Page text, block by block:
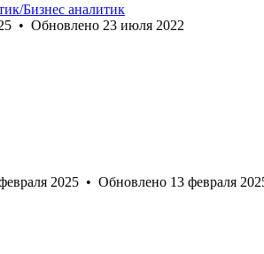
Бизнес аналитик
• Обновлено 23 июля 2022
2025 • Обновлено 13 февраля